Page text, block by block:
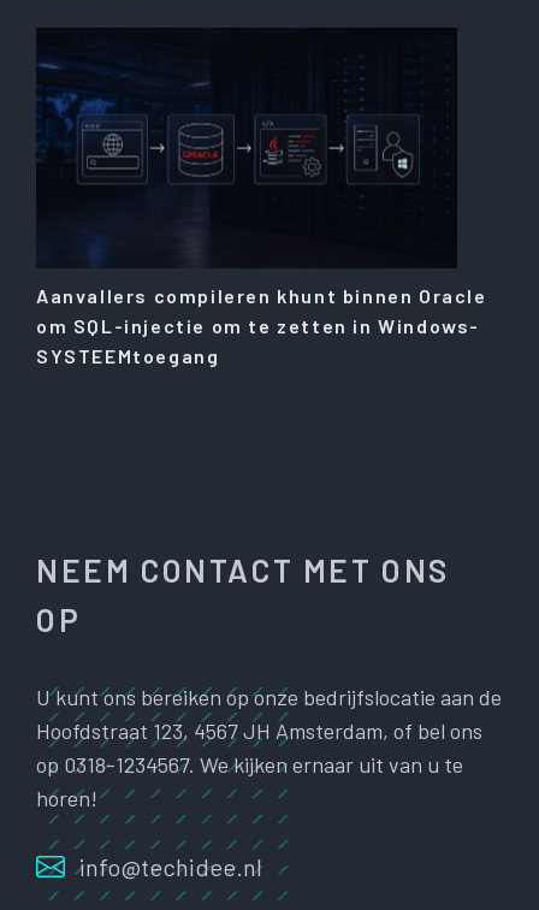
Aanvallers compileren khunt binnen Oracle
om SQL-injectie om te zetten in Windows-
SYSTEEMtoegang
NEEM CONTACT MET ONS
OP
U kunt ons bereiken op onze bedrijfslocatie aan de
Hoofdstraat 123, 4567 JH Amsterdam, of bel ons
op 0318-1234567. We kijken ernaar uit van u te
horen!
info@techidee.nl